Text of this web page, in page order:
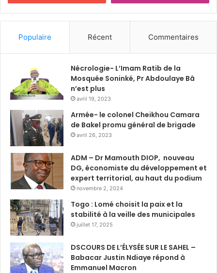
Populaire Récent Commentaires
Nécrologie- L’Imam Ratib de la
Mosquée Soninké, Pr Abdoulaye Bâ
n’est plus
avril 19, 2023
Armée- le colonel Cheikhou Camara
de Bakel promu général de brigade
avril 26, 2023
ADM – Dr Mamouth DIOP, nouveau
DG, économiste du développement et
expert territorial, au haut du podium
novembre 2, 2024
Togo : Lomé choisit la paix et la
stabilité à la veille des municipales
juillet 17, 2025
DSCOURS DE L’ÉLYSÉE SUR LE SAHEL –
Babacar Justin Ndiaye répond à
Emmanuel Macron